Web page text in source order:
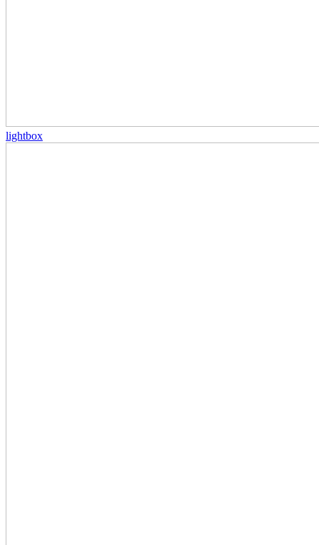
lightbox